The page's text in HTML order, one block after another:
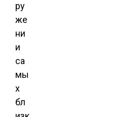
ру
же
ни
и
са
мы
х
бл